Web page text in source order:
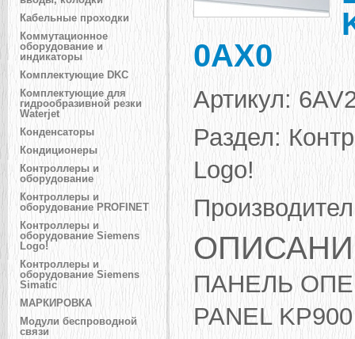
Кабельные проходки
Коммутационное
оборудование и
индикаторы
Комплектующие DKC
Комплектующие для
гидрообразивной резки
Waterjet
Конденсаторы
Кондиционеры
Контроллеры и
оборудование
Контроллеры и
оборудование PROFINET
Контроллеры и
оборудование Siemens
Logo!
Контроллеры и
оборудование Siemens
Simatic
МАРКИРОВКА
Модули беспроводной
связи
0AX0
Артикул:
Раздел:
Logo!
ПАНЕЛЬ
PANEL